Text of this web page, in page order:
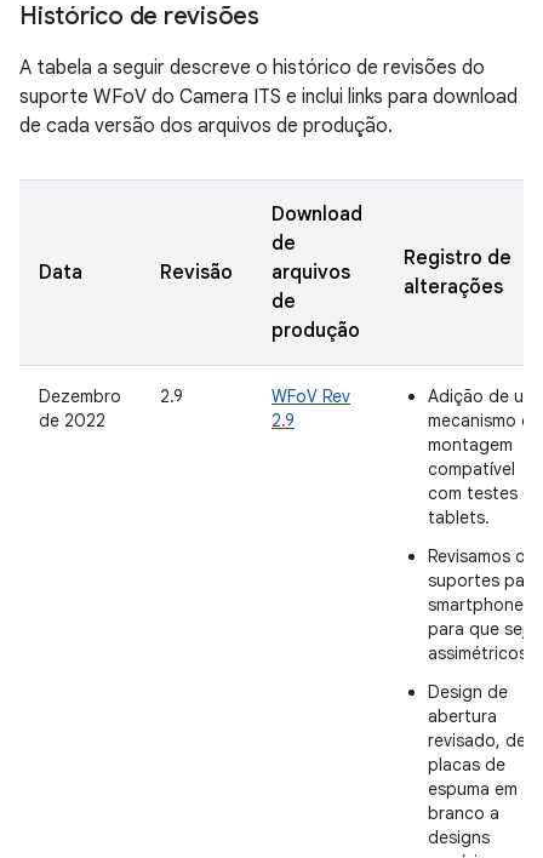
Histórico de revisões
A tabela a seguir descreve o histórico de revisões do
suporte WFoV do Camera ITS e inclui links para download
de cada versão dos arquivos de produção.
Data Revisão
Download
de
arquivos
de
produção
Registro de
alterações
Dezembro
de 2022
2.9
WFoV Rev
2.9
Adição de um
mecanismo de
montagem
compatível
com testes de
tablets.
Revisamos os
suportes para
smartphone
para que
assimétricos.
Design de
abertura
revisado, de
placas de
espuma em
branco a
designs